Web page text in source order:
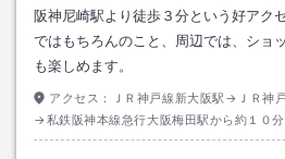
阪神尼崎駅より徒歩３分という好アク
ではもちろんのこと、周辺では、ショ
も楽しめます。
アクセス：
ＪＲ神戸線新大阪駅→ＪＲ神
→私鉄阪神本線急行大阪梅田駅から約１０
約３分